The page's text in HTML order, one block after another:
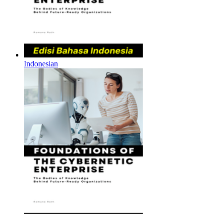
Indonesian